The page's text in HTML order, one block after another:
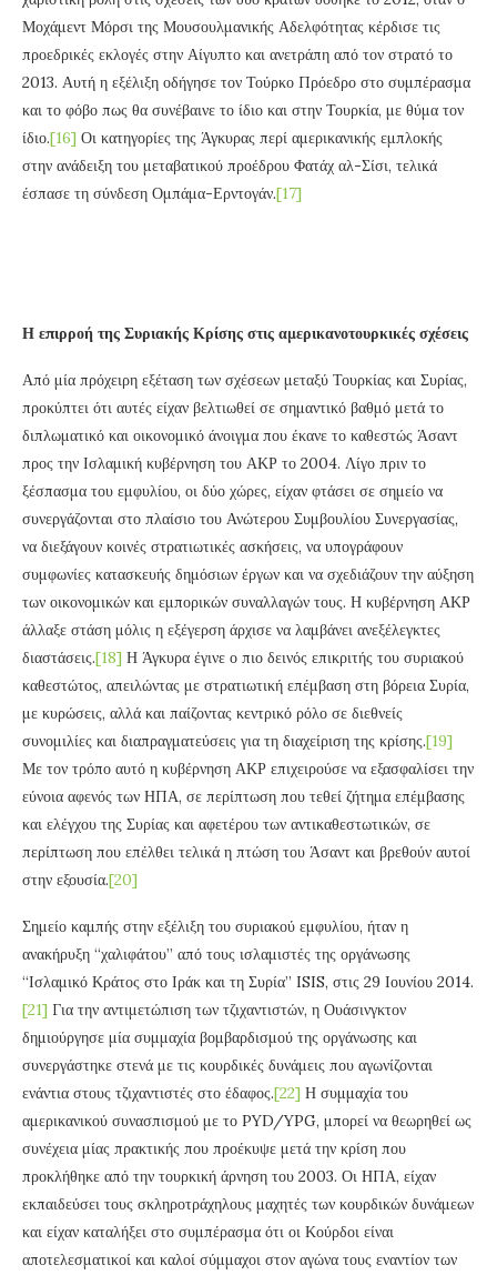
Μοχάμεντ Μόρσι της Μουσουλμανικής Αδελφότητας κέρδισε τις
προεδρικές εκλογές στην Αίγυπτο και ανετράπη από τον στρατό το
2013. Αυτή η εξέλιξη οδήγησε τον Τούρκο Πρόεδρο στο συμπέρασμα
και το φόβο πως θα συνέβαινε το ίδιο και στην Τουρκία, με θύμα τον
ίδιο.[16] Οι κατηγορίες της Άγκυρας περί αμερικανικής εμπλοκής
στην ανάδειξη του μεταβατικού προέδρου Φατάχ αλ-Σίσι, τελικά
έσπασε τη σύνδεση Ομπάμα-Ερντογάν.[17]
Η επιρροή της Συριακής Κρίσης στις αμερικανοτουρκικές σχέσεις
Από μία πρόχειρη εξέταση των σχέσεων μεταξύ Τουρκίας και Συρίας,
προκύπτει ότι αυτές είχαν βελτιωθεί σε σημαντικό βαθμό μετά το
διπλωματικό και οικονομικό άνοιγμα που έκανε το καθεστώς Άσαντ
προς την Ισλαμική κυβέρνηση του ΑΚΡ το 2004. Λίγο πριν το
ξέσπασμα του εμφυλίου, οι δύο χώρες, είχαν φτάσει σε σημείο να
συνεργάζονται στο πλαίσιο του Ανώτερου Συμβουλίου Συνεργασίας,
να διεξάγουν κοινές στρατιωτικές ασκήσεις, να υπογράφουν
συμφωνίες κατασκευής δημόσιων έργων και να σχεδιάζουν την αύξηση
των οικονομικών και εμπορικών συναλλαγών τους. Η κυβέρνηση ΑΚΡ
άλλαξε στάση μόλις η εξέγερση άρχισε να λαμβάνει ανεξέλεγκτες
διαστάσεις.[18] Η Άγκυρα έγινε ο πιο δεινός επικριτής του συριακού
καθεστώτος, απειλώντας με στρατιωτική επέμβαση στη βόρεια Συρία,
με κυρώσεις, αλλά και παίζοντας κεντρικό ρόλο σε διεθνείς
συνομιλίες και διαπραγματεύσεις για τη διαχείριση της κρίσης.[19]
Με τον τρόπο αυτό η κυβέρνηση ΑΚΡ επιχειρούσε να εξασφαλίσει την
εύνοια αφενός των ΗΠΑ, σε περίπτωση που τεθεί ζήτημα επέμβασης
και ελέγχου της Συρίας και αφετέρου των αντικαθεστωτικών, σε
περίπτωση που επέλθει τελικά η πτώση του Άσαντ και βρεθούν αυτοί
στην εξουσία.[20]
Σημείο καμπής στην εξέλιξη του συριακού εμφυλίου, ήταν η
ανακήρυξη “χαλιφάτου” από τους ισλαμιστές της οργάνωσης
“Ισλαμικό Κράτος στο Ιράκ και τη Συρία” ISIS, στις 29 Ιουνίου 2014.
[21] Για την αντιμετώπιση των τζιχαντιστών, η Ουάσινγκτον
δημιούργησε μία συμμαχία βομβαρδισμού της οργάνωσης και
συνεργάστηκε στενά με τις κουρδικές δυνάμεις που αγωνίζονται
ενάντια στους τζιχαντιστές στο έδαφος.[22] Η συμμαχία του
αμερικανικού συνασπισμού με το PYD/YPG, μπορεί να θεωρηθεί ως
συνέχεια μίας πρακτικής που προέκυψε μετά την κρίση που
προκλήθηκε από την τουρκική άρνηση του 2003. Οι ΗΠΑ, είχαν
εκπαιδεύσει τους σκληροτράχηλους μαχητές των κουρδικών δυνάμεων
και είχαν καταλήξει στο συμπέρασμα ότι οι Κούρδοι είναι
αποτελεσματικοί και καλοί σύμμαχοι στον αγώνα τους εναντίον των